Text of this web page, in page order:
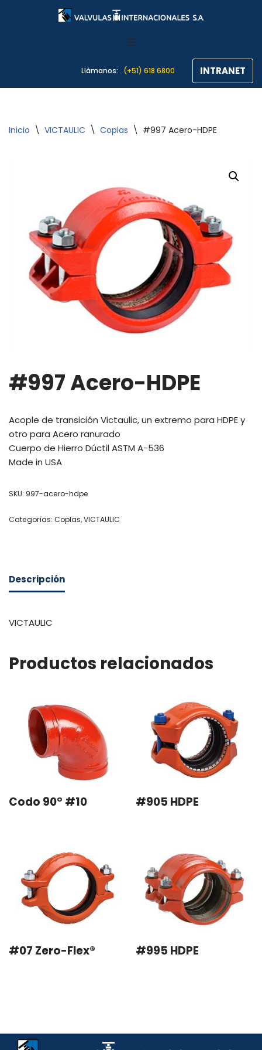
Llámanos: (+51) 618 6800 INTRANET
Inicio \ VICTAULIC \ Coplas \ #997 Acero-HDPE
#997 Acero-HDPE
Acople de transición Victaulic, un extremo para HDPE y
otro para Acero ranurado
Cuerpo de Hierro Dúctil ASTM A-536
Made in USA
SKU: 997-acero-hdpe
Categorías: Coplas,VICTAULIC
Descripción
VICTAULIC
Productos relacionados
Codo 90° #10 #905 HDPE
#07 Zero-Flex® #995 HDPE